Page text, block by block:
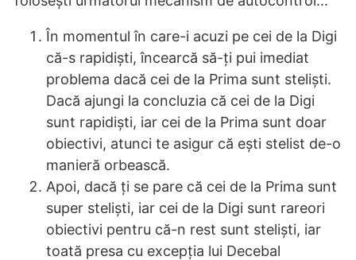
În momentul în care-i acuzi pe cei de la Digi
că-s rapidiști, încearcă să-ți pui imediat
problema dacă cei de la Prima sunt steliști.
Dacă ajungi la concluzia că cei de la Digi
sunt rapidiști, iar cei de la Prima sunt doar
obiectivi, atunci te asigur că ești stelist de-o
manieră orbească.
Apoi, dacă ți se pare că cei de la Prima sunt
super steliști, iar cei de la Digi sunt rareori
obiectivi pentru că-n rest sunt steliști, iar
toată presa cu excepția lui Decebal